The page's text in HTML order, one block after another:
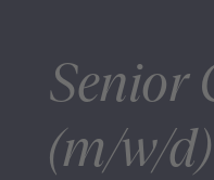
Senior
(m/w/